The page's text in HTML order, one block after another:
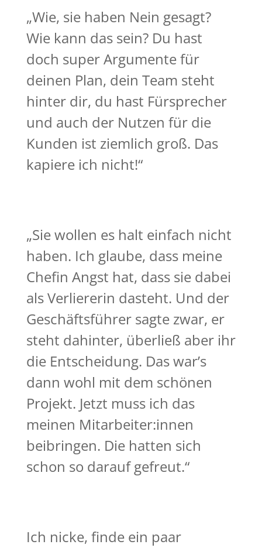
„Wie, sie haben Nein gesagt?
Wie kann das sein? Du hast
doch super Argumente für
deinen Plan, dein Team steht
hinter dir, du hast Fürsprecher
und auch der Nutzen für die
Kunden ist ziemlich groß. Das
kapiere ich nicht!“
„Sie wollen es halt einfach nicht
haben. Ich glaube, dass meine
Chefin Angst hat, dass sie dabei
als Verliererin dasteht. Und der
Geschäftsführer sagte zwar, er
steht dahinter, überließ aber ihr
die Entscheidung. Das war’s
dann wohl mit dem schönen
Projekt. Jetzt muss ich das
meinen Mitarbeiter:innen
beibringen. Die hatten sich
schon so darauf gefreut.“
Ich nicke, finde ein paar